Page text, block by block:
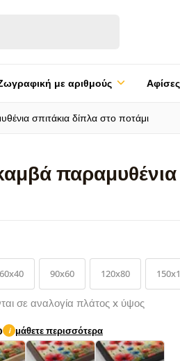
με αριθμούς Αφίσες
σπιτάκια δίπλα στο ποτάμι
60x40 90x60 120x80
σε αναλογία πλάτος x ύψος
i μάθετε περισσότερα